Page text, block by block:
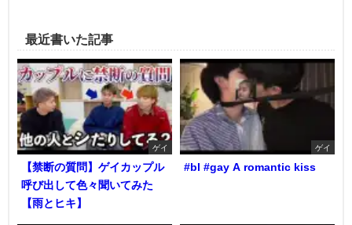
最近書いた記事
ゲイ
【禁断の質問】ゲイカップル
呼び出して色々聞いてみた
【雨とヒキ】
ゲイ
#bl #gay A romantic kiss